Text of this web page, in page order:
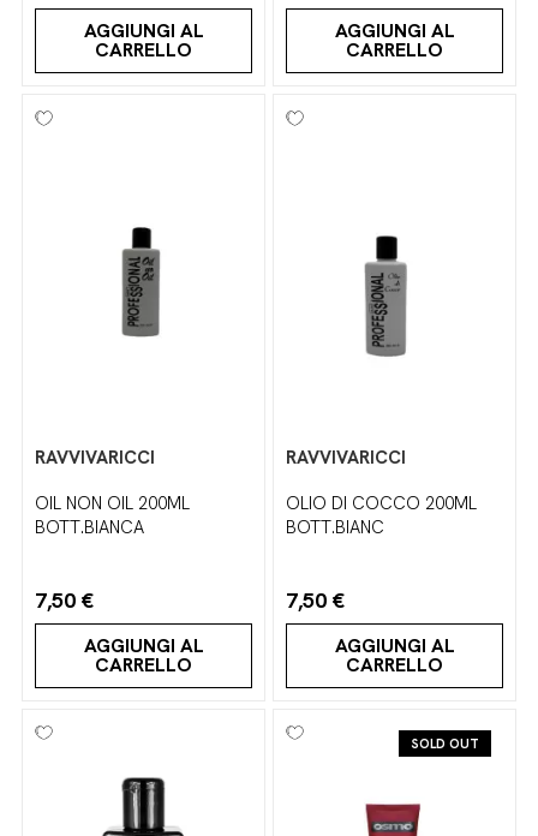
AGGIUNGI AL
CARRELLO
AGGIUNGI AL
CARRELLO
RAVVIVARICCI
OIL NON OIL 200ML
BOTT.BIANCA
7,50 €
AGGIUNGI AL
CARRELLO
RAVVIVARICCI
OLIO DI COCCO 200ML
BOTT.BIANC
7,50 €
AGGIUNGI AL
CARRELLO
SOLD OUT